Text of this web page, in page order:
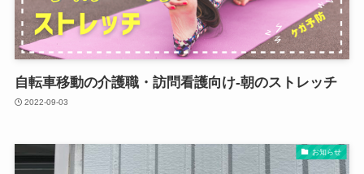
自転車移動の介護職・訪問看護向け-朝のストレッチ
2022-09-03
お知らせ